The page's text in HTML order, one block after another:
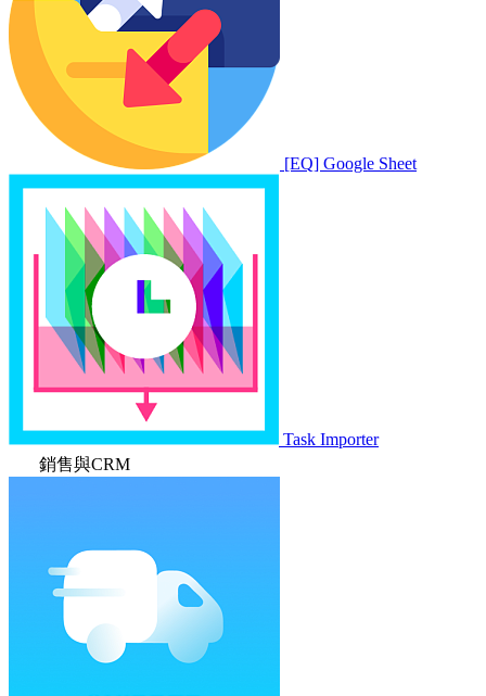
[EQ] Google Sheet
Task Importer
銷售與CRM